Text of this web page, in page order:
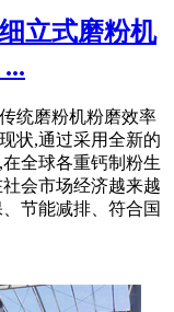
立式磨粉机
统磨粉机粉磨效率
状,通过采用全新的
全球各重钙制粉生
会市场经济越来越
节能减排、符合国